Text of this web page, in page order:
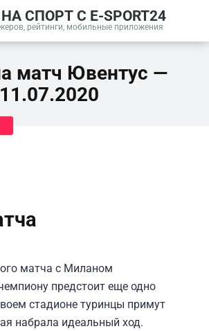
СПОРТ С E-SPORT24
рейтинги, мобильные приложения
матч Ювентус —
матча с Миланом
предстоит еще одно
стадионе туринцы примут
набрала идеальный ход.